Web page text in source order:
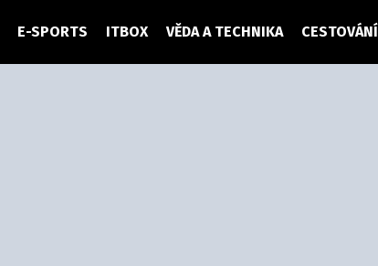
E-SPORTS ITBOX VĚDA A TECHNIKA CESTOVÁNÍ